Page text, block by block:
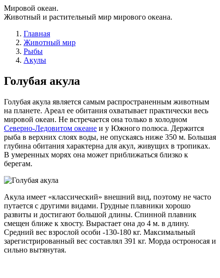
Мировой океан.
Животный и растительный мир мирового океана.
Главная
Животный мир
Рыбы
Акулы
Голубая акула
Голубая акула является самым распространенным животным
на планете. Ареал ее обитания охватывает практически весь
мировой океан. Не встречается она только в холодном
Северно-Ледовитом океане и у Южного полюса. Держится
рыба в верхних слоях воды, не опускаясь ниже 350 м. Большая
глубина обитания характерна для акул, живущих в тропиках.
В умеренных морях она может приближаться близко к
берегам.
Акула имеет «классический» внешний вид, поэтому не часто
путается с другими видами. Грудные плавники хорошо
развиты и достигают большой длины. Спинной плавник
смещен ближе к хвосту. Вырастает она до 4 м. в длину.
Средний вес взрослой особи -130-180 кг. Максимальный
зарегистрированный вес составлял 391 кг. Морда остроносая и
сильно вытянутая.